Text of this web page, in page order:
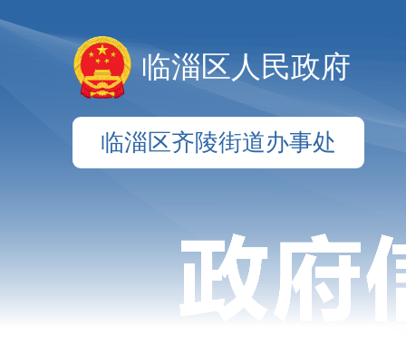
临淄区人民政府
临淄区齐陵街道办事处